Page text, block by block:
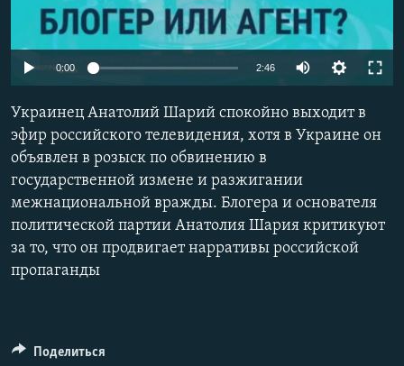
ПОБЕДИТЕЛЕЙ НЕ СУДЯТ?
КРЫМ.НЕПОКОРЕННЫЙ
УКРАИНСКАЯ ПРОБЛЕМА КРЫМА
ПРИСОЕДИНЯЙТЕСЬ!
Все сайты RFE/RL
Auto
720p
0:00 2:46
1080p
Украинец Анатолий Шарий спокойно выходит в
эфир российского телевидения, хотя в Украине он
объявлен в розыск по обвинению в
государственной измене и разжигании
межнациональной вражды. Блогера и основателя
политической партии Анатолия Шария критикуют
за то, что он продвигает нарративы российской
пропаганды
Поделиться